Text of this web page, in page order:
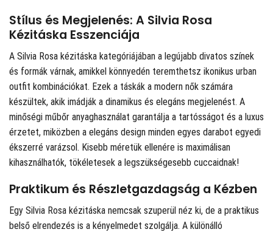
Stílus és Megjelenés: A Silvia Rosa
Kézitáska Esszenciája
A Silvia Rosa kézitáska kategóriájában a legújabb divatos színek
és formák várnak, amikkel könnyedén teremthetsz ikonikus urban
outfit kombinációkat. Ezek a táskák a modern nők számára
készültek, akik imádják a dinamikus és elegáns megjelenést. A
minőségi műbőr anyaghasználat garantálja a tartósságot és a luxus
érzetet, miközben a elegáns design minden egyes darabot egyedi
ékszerré varázsol. Kisebb méretük ellenére is maximálisan
kihasználhatók, tökéletesek a legszükségesebb cuccaidnak!
Praktikum és Részletgazdagság a Kézben
Egy Silvia Rosa kézitáska nemcsak szuperül néz ki, de a praktikus
belső elrendezés is a kényelmedet szolgálja. A különálló